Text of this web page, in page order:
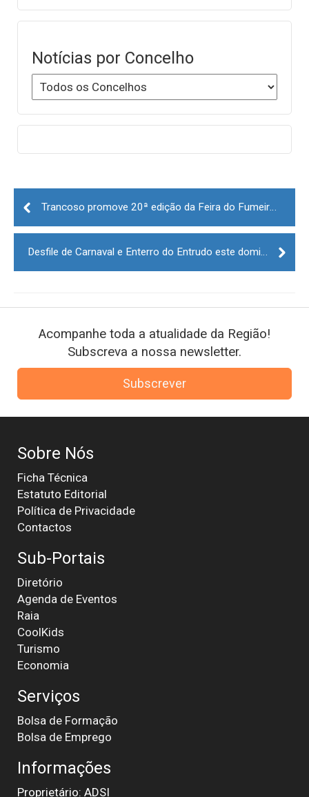
Notícias por Concelho
Post
navigation
Trancoso promove 20ª edição da Feira do Fumeiro dos Sabores e Artesanato do Nordeste da Beira
Desfile de Carnaval e Enterro do Entrudo este domingo em Gouveia
Acompanhe toda a atualidade da Região!
Subscreva a nossa newsletter.
Subscrever
Sobre Nós
Ficha Técnica
Estatuto Editorial
Política de Privacidade
Contactos
Sub-Portais
Diretório
Agenda de Eventos
Raia
CoolKids
Turismo
Economia
Serviços
Bolsa de Formação
Bolsa de Emprego
Informações
Proprietário: ADSI